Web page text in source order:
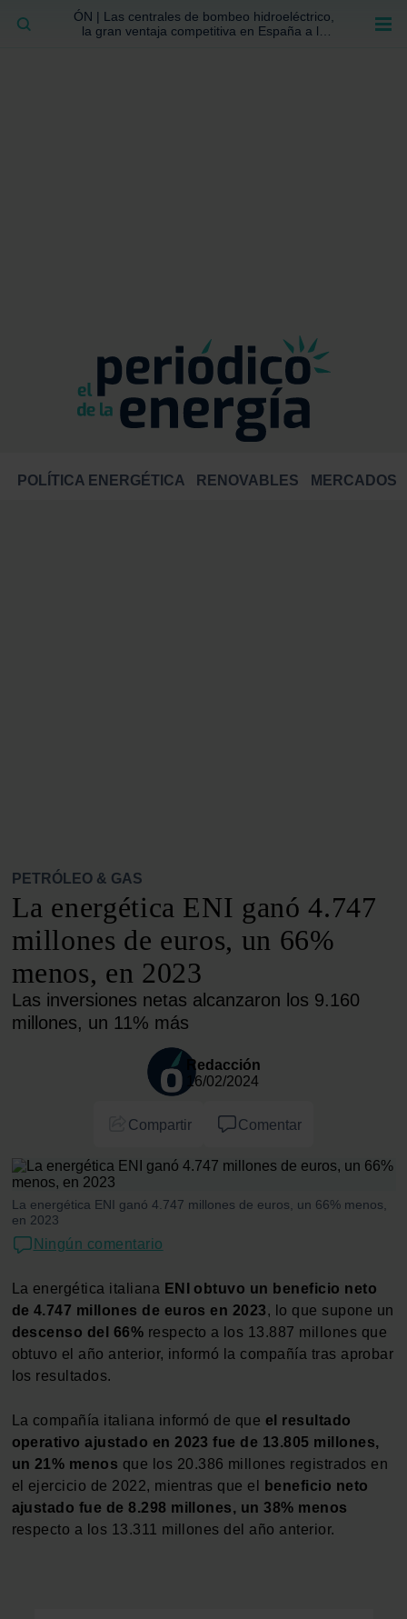
ÓN | Las centrales de bombeo hidroeléctrico,
la gran ventaja competitiva en España a la
POLÍTICA ENERGÉTICA RENOVABLES MERCADOS
BUSCAR
PETRÓLEO & GAS
La energética ENI ganó 4.747
millones de euros, un 66%
menos, en 2023
Las inversiones netas alcanzaron los 9.160
millones, un 11% más
Redacción
16/02/2024
Compartir Comentar
La energética ENI ganó 4.747 millones de euros, un 66% menos,
en 2023
Ningún comentario
La energética italiana ENI obtuvo un beneficio neto
de 4.747 millones de euros en 2023, lo que supone un
descenso del 66% respecto a los 13.887 millones que
obtuvo el año anterior, informó la compañía tras aprobar
los resultados.
La compañía italiana informó de que el resultado
operativo ajustado en 2023 fue de 13.805 millones,
un 21% menos que los 20.386 millones registrados en
el ejercicio de 2022, mientras que el
beneficio neto
ajustado fue de 8.298 millones, un 38% menos
respecto a los 13.311 millones del año anterior.